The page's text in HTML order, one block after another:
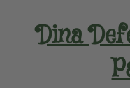
Dina